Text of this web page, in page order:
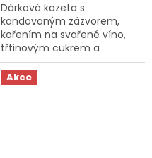
Dárková kazeta s
kandovaným zázvorem,
kořením na svařené víno,
třtinovým cukrem a
vánočním ovocným čajem
- ideální pro vánoční
atmosféru bez lepku.
Akce